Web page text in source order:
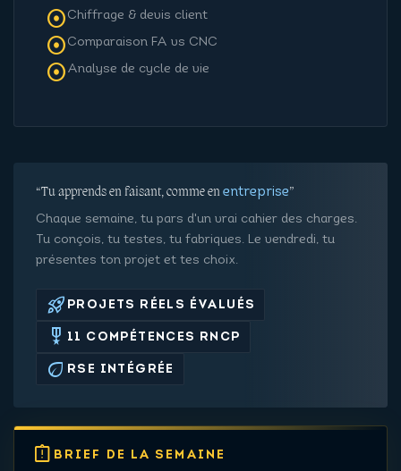
adjust Chiffrage & devis client
adjust Comparaison FA vs CNC
adjust Analyse de cycle de vie
“Tu apprends en faisant, comme en entreprise”
Chaque semaine, tu pars d'un vrai cahier des charges.
Tu conçois, tu testes, tu fabriques. Le vendredi, tu
présentes ton projet et tes choix.
rocket_launch PROJETS RÉELS ÉVALUÉS
military_tech 11 COMPÉTENCES RNCP
eco RSE INTÉGRÉE
assignment_late BRIEF DE LA SEMAINE